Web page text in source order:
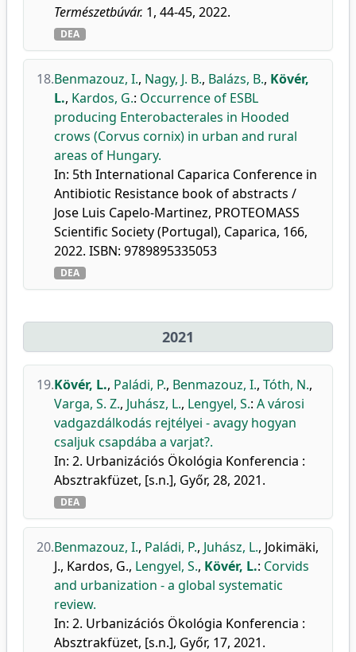
Természetbúvár. 1, 44-45, 2022.
DEA
18.Benmazouz, I., Nagy, J. B., Balázs, B., Kövér,
L., Kardos, G.: Occurrence of ESBL
producing Enterobacterales in Hooded
crows (Corvus cornix) in urban and rural
areas of Hungary.
In: 5th International Caparica Conference in
Antibiotic Resistance book of abstracts /
Jose Luis Capelo-Martinez, PROTEOMASS
Scientific Society (Portugal), Caparica, 166,
2022. ISBN: 9789895335053
DEA
2021
19.Kövér, L., Paládi, P., Benmazouz, I., Tóth, N.,
Varga, S. Z., Juhász, L., Lengyel, S.: A városi
vadgazdálkodás rejtélyei - avagy hogyan
csaljuk csapdába a varjat?.
In: 2. Urbanizációs Ökológia Konferencia :
Absztrakfüzet, [s.n.], Győr, 28, 2021.
DEA
20.Benmazouz, I., Paládi, P., Juhász, L., Jokimäki,
J., Kardos, G., Lengyel, S., Kövér, L.: Corvids
and urbanization - a global systematic
review.
In: 2. Urbanizációs Ökológia Konferencia :
Absztrakfüzet, [s.n.], Győr, 17, 2021.